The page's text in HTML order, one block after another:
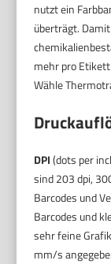
nutzt ein
überträgt.
mehr pro
Wähle
DPI(dots per
sind 203 dpi,
Barcodes und
Barcodes und
sehr feine
mm/s